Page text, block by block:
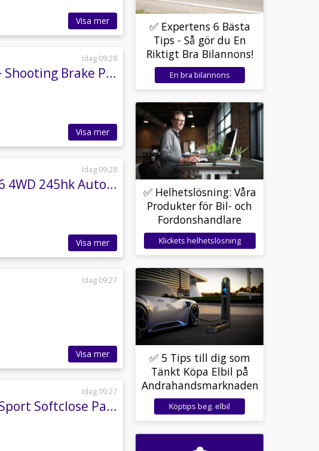
Visa mer
Idag 09:28
Mercedes-Benz AMG CLA 45 S 4MATIC+ Shooting Brake Pono 360°
Visa mer
Idag 09:28
Land Rover Range Rover Sport 3.0 TDV6 4WD 245hk Automat Navi/B-kam/Skinn/HK
Visa mer
Idag 09:27
Visa mer
Idag 09:27
BMW 520d xDrive Sedan Steptronic M Sport Softclose Panorama H/K
✅ Expertens 6 Bästa
Tips - Så gör du En
Riktigt Bra Bilannons!
En bra bilannons
✅ Helhetslösning: Våra
Produkter för Bil- och
Fordonshandlare
Klickets helhetslösning
✅ 5 Tips till dig som
Tänkt Köpa Elbil på
Andrahandsmarknaden
Köptips beg. elbil